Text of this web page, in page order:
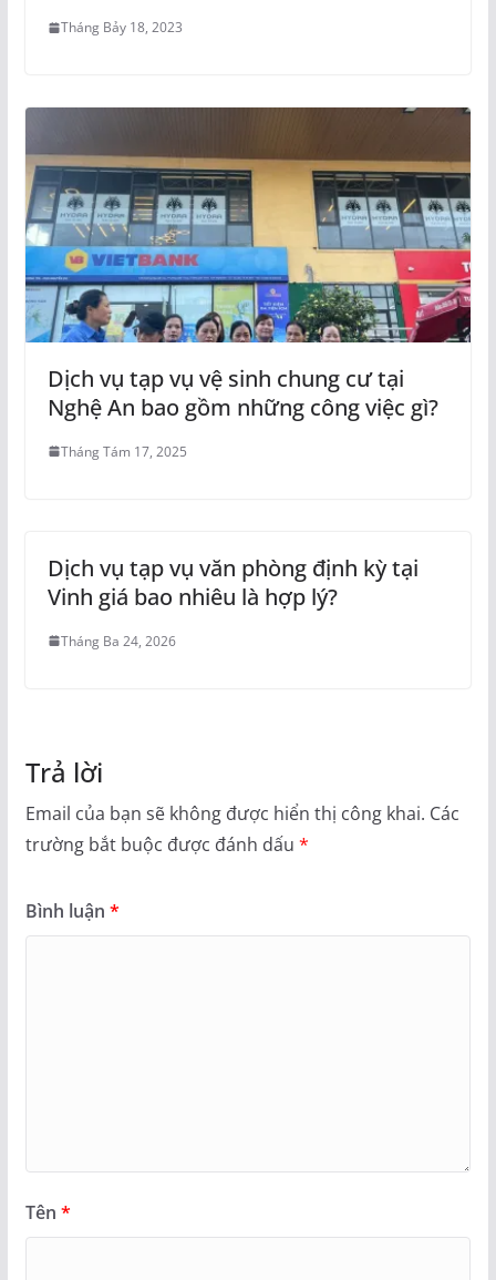
Tháng Bảy 18, 2023
Dịch vụ tạp vụ vệ sinh chung cư tại
Nghệ An bao gồm những công việc gì?
Tháng Tám 17, 2025
Dịch vụ tạp vụ văn phòng định kỳ tại
Vinh giá bao nhiêu là hợp lý?
Tháng Ba 24, 2026
Trả lời
Email của bạn sẽ không được hiển thị công khai. Các
trường bắt buộc được đánh dấu *
Bình luận *
Tên *